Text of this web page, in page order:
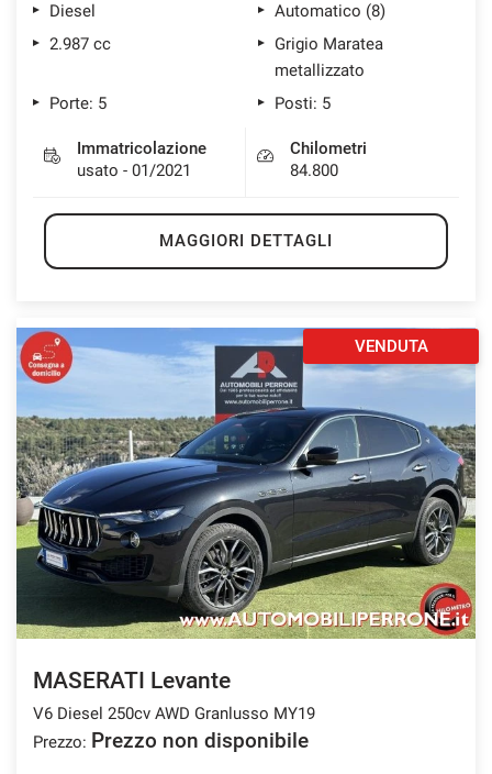
Diesel
Automatico (8)
2.987 cc
Grigio Maratea
metallizzato
Porte: 5
Posti: 5
Immatricolazione
usato - 01/2021
Chilometri
84.800
MAGGIORI DETTAGLI
VENDUTA
MASERATI Levante
V6 Diesel 250cv AWD Granlusso MY19
Prezzo: Prezzo non disponibile